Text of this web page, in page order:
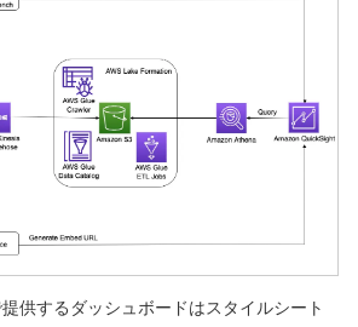
供するダッシュボードはスタイルシート